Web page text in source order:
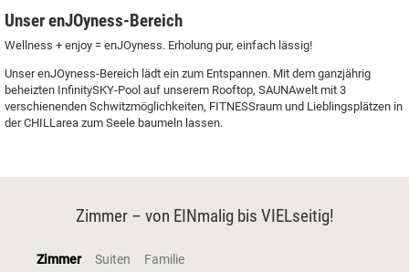
Unser enJOyness-Bereich
Wellness + enjoy = enJOyness. Erholung pur, einfach lässig!
Unser enJOyness-Bereich lädt ein zum Entspannen. Mit dem ganzjährig
beheizten InfinitySKY-Pool auf unserem Rooftop, SAUNAwelt mit 3
verschienenden Schwitzmöglichkeiten, FITNESSraum und Lieblingsplätzen in
der CHILLarea zum Seele baumeln lassen.
Zimmer – von EINmalig bis VIELseitig!
Zimmer Suiten Familie